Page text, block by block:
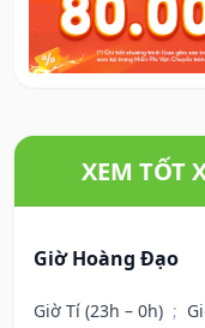
XEM TỐT
Giờ Hoàng Đạo
Giờ Tí (23h – 0h) ;